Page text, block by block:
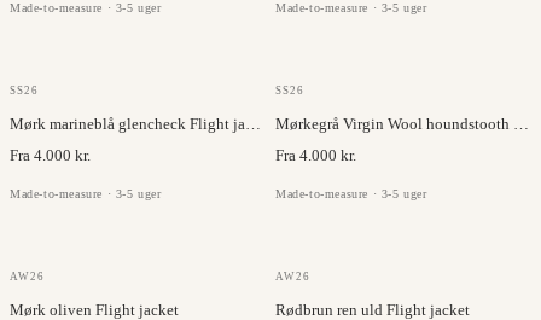
Made-to-measure · 3-5 uger Made-to-measure · 3-5 uger
SS26
Mørk marineblå glencheck Flight jacket
Fra 4.000 kr.
Made-to-measure · 3-5 uger
SS26
Mørkegrå Virgin Wool houndstooth Flight jacket
Fra 4.000 kr.
Made-to-measure · 3-5 uger
GAZABA
AW26
Mørk oliven Flight jacket
GAZABA
AW26
Rødbrun ren uld Flight jacket